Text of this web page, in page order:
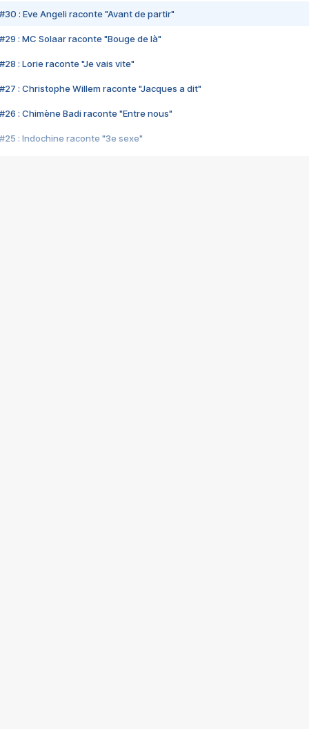
#30 : Eve Angeli raconte "Avant de partir"
#29 : MC Solaar raconte "Bouge de là"
#28 : Lorie raconte "Je vais vite"
#27 : Christophe Willem raconte "Jacques a dit"
#26 : Chimène Badi raconte "Entre nous"
#25 : Indochine raconte "3e sexe"